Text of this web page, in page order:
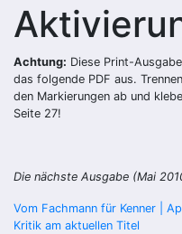
Achtung: Diese Print-
das folgende PDF aus.
den Markierungen ab und
Seite 27!
Die nächste Ausgabe (Mai
Vom Fachmann für Kenner |
Kritik am aktuellen Titel